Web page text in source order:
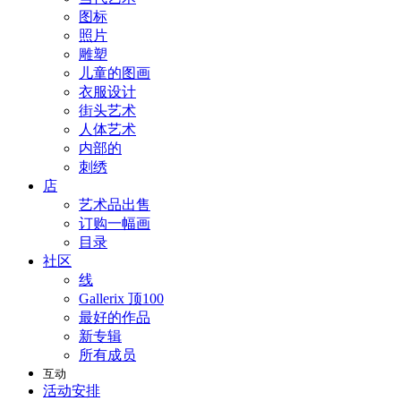
图标
照片
雕塑
儿童的图画
衣服设计
街头艺术
人体艺术
内部的
刺绣
店
艺术品出售
订购一幅画
目录
社区
线
Gallerix 顶100
最好的作品
新专辑
所有成员
互动
活动安排